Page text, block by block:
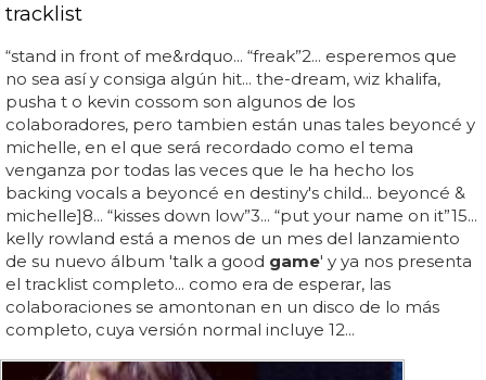
tracklist
“stand in front of me&rdquo... “freak”2... esperemos que
no sea así y consiga algún hit... the-dream, wiz khalifa,
pusha t o kevin cossom son algunos de los
colaboradores, pero tambien están unas tales beyoncé y
michelle, en el que será recordado como el tema
venganza por todas las veces que le ha hecho los
backing vocals a beyoncé en destiny's child... beyoncé &
michelle]8... “kisses down low”3... “put your name on it”15...
kelly rowland está a menos de un mes del lanzamiento
de su nuevo álbum 'talk a good game' y ya nos presenta
el tracklist completo... como era de esperar, las
colaboraciones se amontonan en un disco de lo más
completo, cuya versión normal incluye 12...